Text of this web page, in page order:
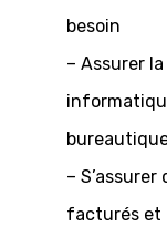
besoin
– Assurer
–
facturés et